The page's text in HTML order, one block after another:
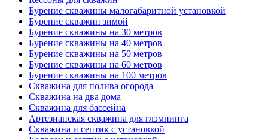
Бурение скважины малогабаритной установкой
Бурение скважин зимой
Бурение скважины на 30 метров
Бурение скважины на 40 метров
Бурение скважины на 50 метров
Бурение скважины на 60 метров
Бурение скважины на 100 метров
Скважина для полива огорода
Скважина на два дома
Скважина для бассейна
Артезианская скважина для глэмпинга
Скважина и септик с установкой